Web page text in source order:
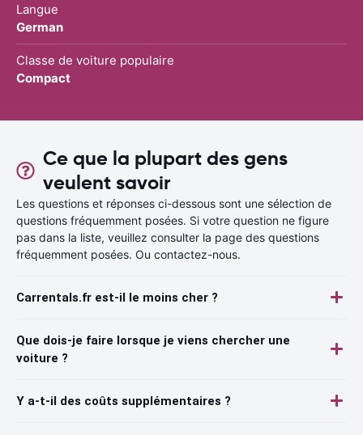
Langue
German
Classe de voiture populaire
Compact
Ce que la plupart des gens
veulent savoir
Les questions et réponses ci-dessous sont une sélection de
questions fréquemment posées. Si votre question ne figure
pas dans la liste, veuillez consulter la page des questions
fréquemment posées. Ou contactez-nous.
Carrentals.fr est-il le moins cher ?
Que dois-je faire lorsque je viens chercher une
voiture ?
Y a-t-il des coûts supplémentaires ?